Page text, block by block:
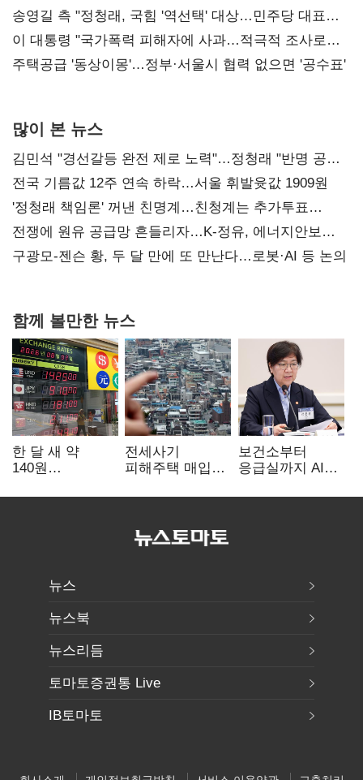
리모델링' 제안
송영길 측 "정청래, 국힘 '역선택' 대상…민주당 대표로
총선 지휘 못해"
이 대통령 "국가폭력 피해자에 사과…적극적 조사로
진실 밝혀야"
주택공급 '동상이몽'…정부·서울시 협력 없으면 '공수표'
많이 본 뉴스
김민석 "경선갈등 완전 제로 노력"…정청래 "반명 공세
사과부터"
전국 기름값 12주 연속 하락…서울 휘발윳값 1909원
'정청래 책임론' 꺼낸 친명계…친청계는 추가투표
때리기
전쟁에 원유 공급망 흔들리자…K-정유, 에너지안보
핵심으로 재부상
구광모-젠슨 황, 두 달 만에 또 만난다…로봇·AI 등 논의
함께 볼만한 뉴스
한 달 새 약
140원
엔저'에 원화
전세사기
피해주택 매입
누적 피해자
보건소부터
응급실까지 AI
혁신 본격화
뉴스
뉴스북
뉴스리듬
토마토증권통 Live
IB토마토